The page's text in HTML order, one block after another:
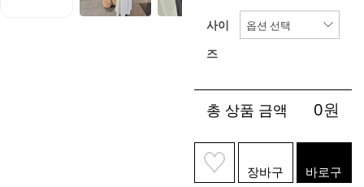
사이
즈
총 상품 금액 0원
장바구 바로구